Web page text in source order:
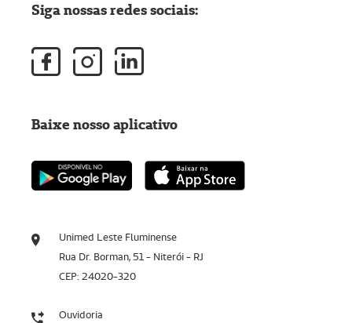
Unimed Leste Fluminense
Rua Dr. Borman, 51 - Niterói - RJ
CEP: 24020-320
Ouvidoria
Siga nossas redes sociais:
Baixe nosso aplicativo